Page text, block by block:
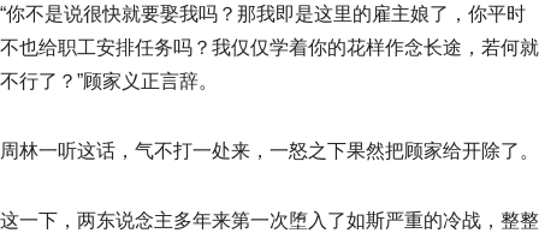
“你不是说很快就要娶我吗？那我即是这里的雇主娘了，你平时
不也给职工安排任务吗？我仅仅学着你的花样作念长途，若何就
不行了？”顾家义正言辞。
周林一听这话，气不打一处来，一怒之下果然把顾家给开除了。
这一下，两东说念主多年来第一次堕入了如斯严重的冷战，整整